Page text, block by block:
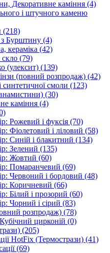
Декоративне каміння (4)
і штучного каменю
(218)
Бурштину (4)
кераміка (42)
(79)
(улексит) (139)
(повний розпродаж) (42)
смоли (123)
(30)
каміння (4)
Рожевий і фуксія (70)
Фіолетовий і ліловий (58)
Синій і блакитний (134)
Зелений (135)
Жовтий (60)
Помаранчевий (69)
Червоний і бордовий (48)
Коричневий (66)
Білий і прозорий (60)
Чорний і сірий (83)
розпродаж) (78)
цирконій (0)
(205)
HotFix (Термострази) (41)
(69)